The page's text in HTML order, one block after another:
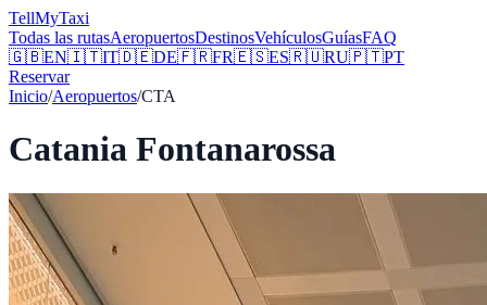
TellMyTaxi
Todas las rutasAeropuertosDestinosVehículosGuíasFAQ
🇬🇧EN🇮🇹IT🇩🇪DE🇫🇷FR🇪🇸ES🇷🇺RU🇵🇹PT
Reservar
Inicio/Aeropuertos/CTA
Catania Fontanarossa